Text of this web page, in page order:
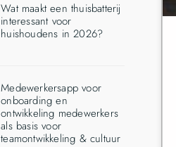
Wat maakt een thuisbatterij
interessant voor
huishoudens in 2026?
Medewerkersapp voor
onboarding en
ontwikkeling medewerkers
als basis voor
teamontwikkeling & cultuur